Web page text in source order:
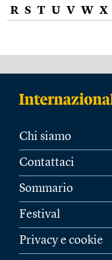
R S T U V W X
Chi siamo
Contattaci
Sommario
Festival
Privacy e cookie